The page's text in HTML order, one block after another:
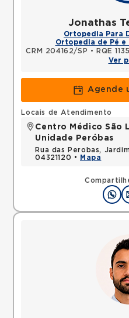
Jonathas
Ortopedia Para
Ortopedia de Pé e
CRM 204162/SP •
RQE
Ver
Agende
Locais de Atendimento
Centro Médico São
Unidade Peróbas
Rua das Perobas,
04321120 •
Mapa